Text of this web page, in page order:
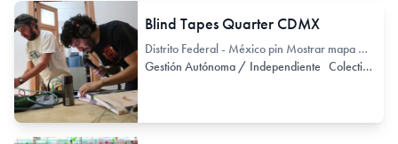
Blind Tapes Quarter CDMX
Distrito Federal - México pin Mostrar mapa Medialabmx Eligio Ancona 116, int 8. Santa María la Ribera, 06400 116
Gestión Autónoma / Independiente Colectivo de Arte / Colectivo de Artistas